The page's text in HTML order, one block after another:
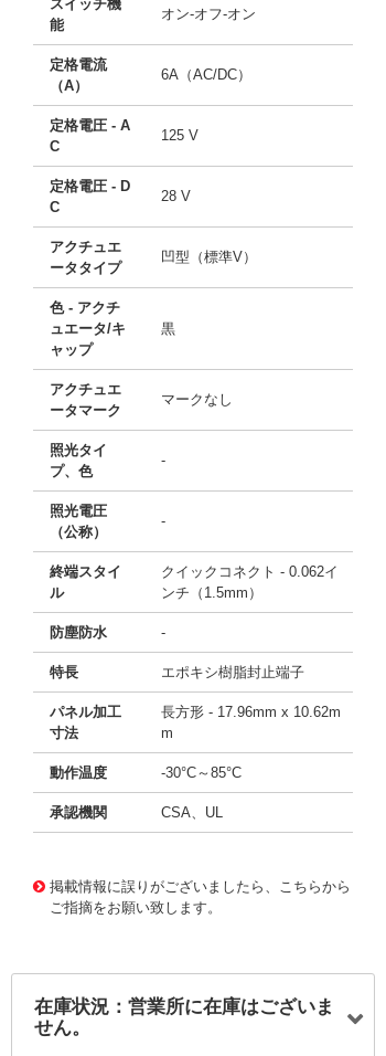
スイッチ機
能
オン-オフ-オン
定格電流
（A）
6A（AC/DC）
定格電圧 - A
C
125 V
定格電圧 - D
C
28 V
アクチュエ
ータタイプ
凹型（標準V）
色 - アクチ
ュエータ/キ
ャップ
黒
アクチュエ
ータマーク
マークなし
照光タイ
プ、色
-
照光電圧
（公称）
-
終端スタイ
ル
クイックコネクト - 0.062イ
ンチ（1.5mm）
防塵防水 -
特長 エポキシ樹脂封止端子
パネル加工
寸法
長方形 - 17.96mm x 10.62m
m
動作温度 -30°C～85°C
承認機関 CSA、UL
掲載情報に誤りがございましたら、こちらから
ご指摘をお願い致します。
在庫状況：営業所に在庫はございま
せん。